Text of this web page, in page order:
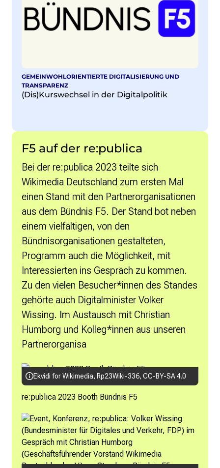
GEMEINWOHLORIENTIERTE DIGITALISIERUNG UND
TRANSPARENZ
(Dis)Kurswechsel in der Digitalpolitik
F5 auf der re:publica
Bei der re:publica 2023 teilte sich
Wikimedia Deutschland zum ersten Mal
einen Stand mit den Partnerorganisationen
aus dem Bündnis F5. Der Stand bot neben
einem vielfältigen, von den
Bündnisorganisationen gestalteten,
Programm auch die Möglichkeit, mit
Interessierten ins Gespräch zu kommen.
Zu den vielen Besucher*innen des Standes
gehörte auch Digitalminister Volker
Wissing. Im Austausch mit Christian
Humborg und Kolleg*innen aus unseren
Partnerorganisa
Ekvidi for Wikimedia, Rp23Wiki-336, CC-BY-SA 4.0
re:publica 2023 Booth Bündnis F5